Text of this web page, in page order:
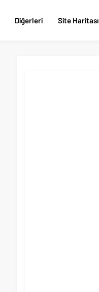
Diğerleri Site Haritası